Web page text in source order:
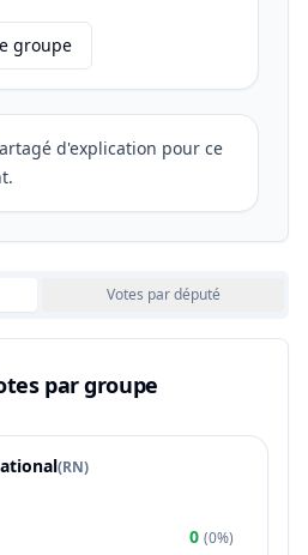
groupe
d'explication pour ce
Votes par député
par groupe
(RN)
0 (0%)